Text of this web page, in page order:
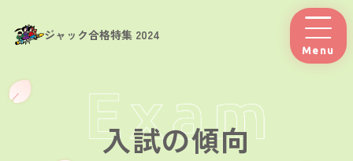
ジャック合格特集 2024
Menu
入試の傾向